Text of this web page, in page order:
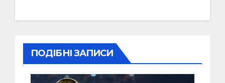
ПОДІБНІ ЗАПИСИ